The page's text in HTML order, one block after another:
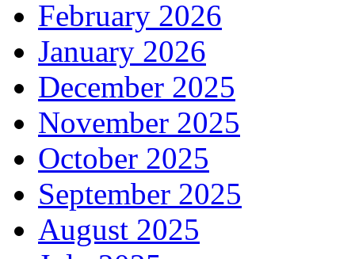
February 2026
January 2026
December 2025
November 2025
October 2025
September 2025
August 2025